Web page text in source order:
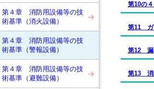
第４章 消防用設備等の技
術基準（消火設備）
第４章 消防用設備等の技
術基準（警報設備）
第４章 消防用設備等の技
術基準（避難設備）
第10の
第11 ガ
第12 漏
第13 消